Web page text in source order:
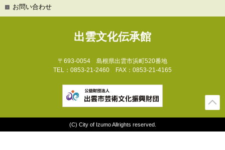
お問い合わせ
出雲文化伝承館
〒693-0054 島根県出雲市浜町520番地
TEL：0853-21-2460 FAX：0853-21-4165
(C) City of Izumo Allrights reserved.